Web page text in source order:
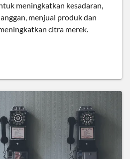
meningkatkan kesadaran,
menjual produk dan
citra merek.